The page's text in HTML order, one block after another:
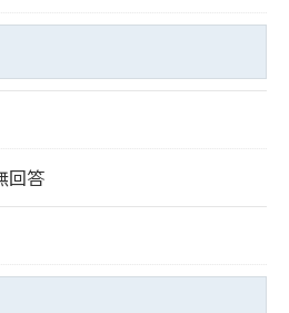
のうえ、対応させて頂きま
削除・利用停止の具体的手続
話でお問合せ下さい。
回答